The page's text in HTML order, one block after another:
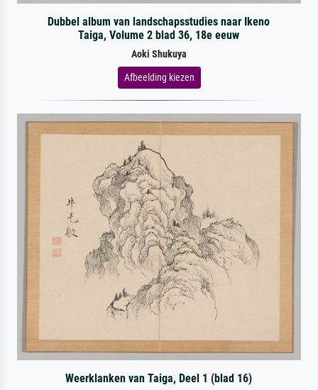
Dubbel album van landschapsstudies naar Ikeno
Taiga, Volume 2 blad 36, 18e eeuw
Aoki Shukuya
Afbeelding kiezen
Weerklanken van Taiga, Deel 1 (blad 16)